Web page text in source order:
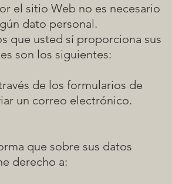
el sitio Web no es necesario
dato personal.
que usted sí proporciona sus
son los siguientes:
de los formularios de
un correo electrónico.
que sobre sus datos
derecho a: